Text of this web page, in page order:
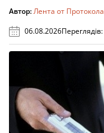
Автор:Лента от Протокола
06.08.2026Переглядів: